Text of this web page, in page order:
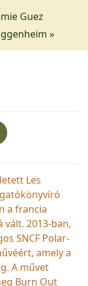
Guez
»
Les
a francia
2013-ban,
SNCF Polar-
amely a
A művet
Burn Out